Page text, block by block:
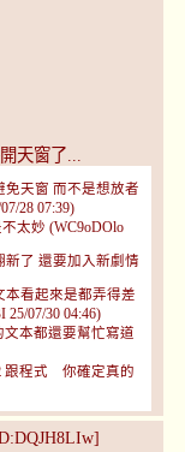
天窗了...
免天窗 而不是想放者
28 07:39)
太妙 (WC9oDOlo
新了 還要加入新劇情
本看起來是都弄得差
07/30 04:46)
本都還要幫忙寫道
跟程式 你確定真的